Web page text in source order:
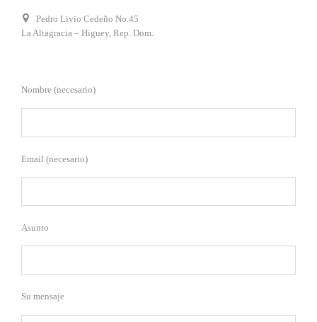

Pedro Livio Cedeño No.45
La Altagracia – Higuey, Rep. Dom.
Nombre (necesario)
Email (necesario)
Asunto
Su mensaje